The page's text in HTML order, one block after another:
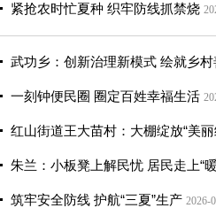
紧抢农时忙夏种 织牢防线抓禁烧
武功乡：创新治理新模式 绘就乡
一刻钟便民圈 圈定百姓幸福生活
红山街道王大苗村：大棚绽放“美丽
朱兰：小板凳上解民忧 居民走上“
筑牢安全防线 护航“三夏”生产 2026-